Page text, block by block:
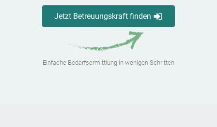
Jetzt Betreuungskraft finden
Einfache Bedarfsermittlung in wenigen Schritten